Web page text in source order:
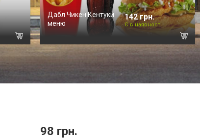
Дабл Чикен Кентуки
меню
142 грн.
Є в наявності
98 грн.